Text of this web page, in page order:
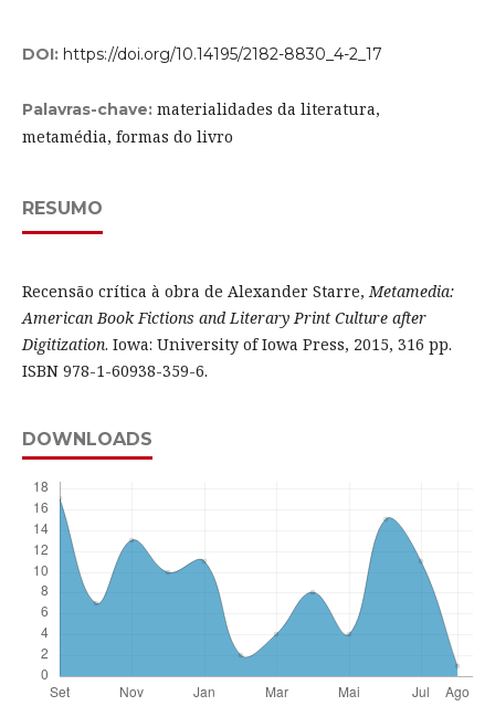
DOI: https://doi.org/10.14195/2182-8830_4-2_17
Palavras-chave: materialidades da literatura,
metamédia, formas do livro
RESUMO
Recensão crítica à obra de Alexander Starre,Metamedia:
American Book Fictions and Literary Print Culture after
Digitization. Iowa: University of Iowa Press, 2015, 316 pp.
ISBN 978-1-60938-359-6.
DOWNLOADS